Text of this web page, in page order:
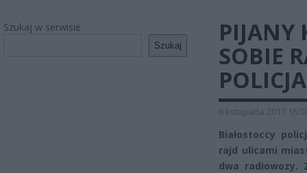
Szukaj w serwisie
Szukaj
PIJANY
SOBIE
6 listopada 2017
Białostoccy
rajd ulicami
dwa radiowozy.